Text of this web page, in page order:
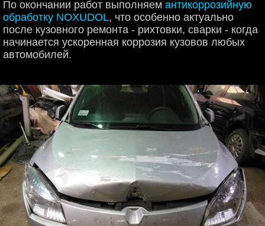
По окончании работ выполняем антикоррозийную
обработку NOXUDOL, что особенно актуально
после кузовного ремонта - рихтовки, сварки - когда
начинается ускоренная коррозия кузовов любых
автомобилей.